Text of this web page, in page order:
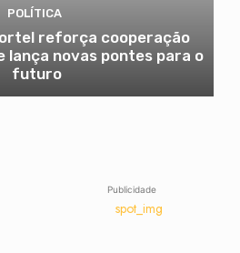
POLÍTICA
reforça cooperação
lança novas pontes para o
futuro
Publicidade